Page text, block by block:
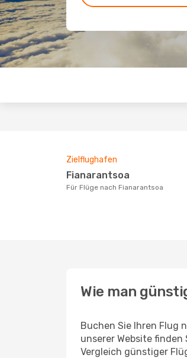
Zielflughafen
Fianarantsoa
Für Flüge nach Fianarantsoa
Wie man
Buchen Sie Ihren Flug
unserer Website
Vergleich günstiger